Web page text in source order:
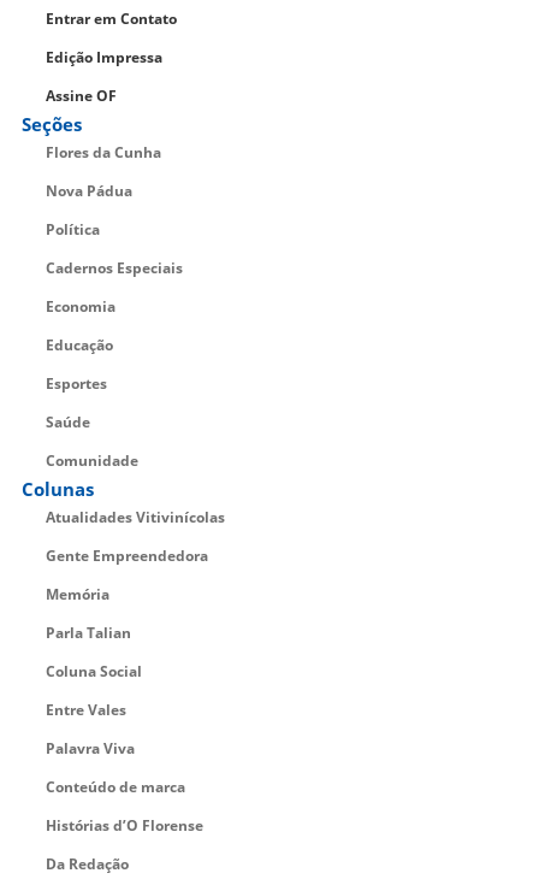
Entrar em Contato
Edição Impressa
Assine OF
Seções
Flores da Cunha
Nova Pádua
Política
Cadernos Especiais
Economia
Educação
Esportes
Saúde
Comunidade
Colunas
Atualidades Vitivinícolas
Gente Empreendedora
Memória
Parla Talian
Coluna Social
Entre Vales
Palavra Viva
Conteúdo de marca
Histórias d’O Florense
Da Redação